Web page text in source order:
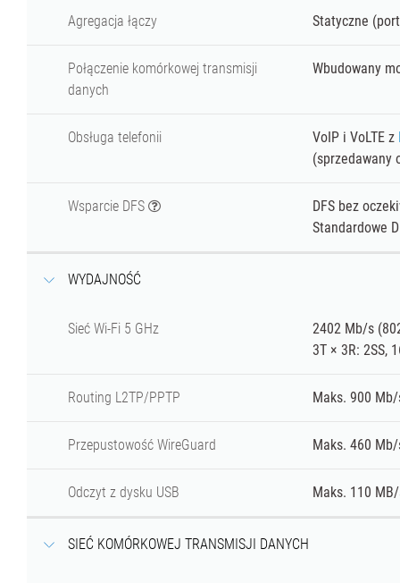
Agregacja łączy Statyczne
Połączenie komórkowej transmisji
danych
Wbudowany
Obsługa telefonii VoIP i VoLTE z
(sprzedawany
Wsparcie DFS
DFS bez
Standardowe
WYDAJNOŚĆ
Sieć Wi-Fi 5 GHz
2402 Mb/s
3T × 3R: 2SS,
Routing L2TP/PPTP Maks. 900
Przepustowość WireGuard Maks. 460
Odczyt z dysku USB Maks. 110
SIEĆ KOMÓRKOWEJ TRANSMISJI DANYCH